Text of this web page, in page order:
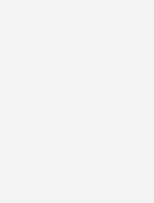
eine „funktionstüchtige,
Ausstattung“ für
Kindertagesstätten und
und Design gehen Hand in
von Farbe
sich Funktionen
den Drückerplatten oder den
abgestimmten Farbkonzeptes